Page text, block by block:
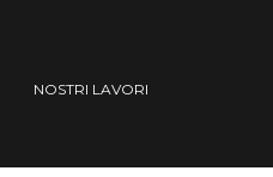
Salta menù
NOSTRI LAVORI